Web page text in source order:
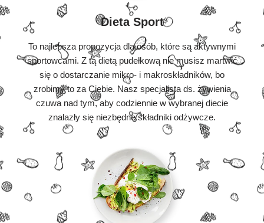
Dieta Sport
To najlepsza propozycja dla osób, które są aktywnymi
sportowcami. Z tą dietą pudełkową nie musisz martwić
się o dostarczanie mikro- i makroskładników, bo
zrobimy to za Ciebie. Nasz specjalista ds. żywienia
czuwa nad tym, aby codziennie w wybranej diecie
znalazły się niezbędne składniki odżywcze.